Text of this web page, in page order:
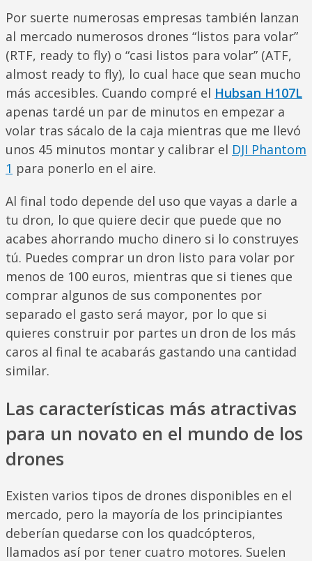
Por suerte numerosas empresas también lanzan
al mercado numerosos drones “listos para volar”
(RTF, ready to fly) o “casi listos para volar” (ATF,
almost ready to fly), lo cual hace que sean mucho
más accesibles. Cuando compré el Hubsan H107L
apenas tardé un par de minutos en empezar a
volar tras sácalo de la caja mientras que me llevó
unos 45 minutos montar y calibrar el DJI Phantom
1 para ponerlo en el aire.
Al final todo depende del uso que vayas a darle a
tu dron, lo que quiere decir que puede que no
acabes ahorrando mucho dinero si lo construyes
tú. Puedes comprar un dron listo para volar por
menos de 100 euros, mientras que si tienes que
comprar algunos de sus componentes por
separado el gasto será mayor, por lo que si
quieres construir por partes un dron de los más
caros al final te acabarás gastando una cantidad
similar.
Las características más atractivas
para un novato en el mundo de los
drones
Existen varios tipos de drones disponibles en el
mercado, pero la mayoría de los principiantes
deberían quedarse con los quadcópteros,
llamados así por tener cuatro motores. Suelen